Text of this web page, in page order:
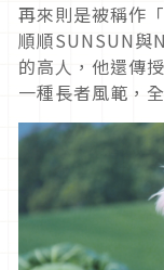
再來則是被稱作
順順SUNSUN與
的高人，他還傳
一種長者風範，